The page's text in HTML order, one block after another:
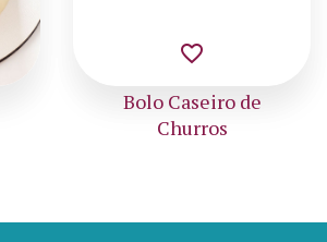
Colorido em Butter
Cream